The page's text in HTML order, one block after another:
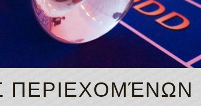
ΠΕΡΙΕΧΟΜΈΝΩΝ